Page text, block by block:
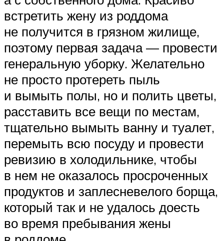
встретить жену из роддома
не получится в грязном жилище,
поэтому первая задача — провести
генеральную уборку. Желательно
не просто протереть пыль
и вымыть полы, но и полить цветы,
расставить все вещи по местам,
тщательно вымыть ванну и туалет,
перемыть всю посуду и провести
ревизию в холодильнике, чтобы
в нем не оказалось просроченных
продуктов и заплесневелого борща,
который так и не удалось доесть
во время пребывания жены